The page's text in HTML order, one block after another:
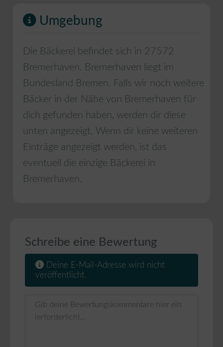
Umgebung
Die Bäckerei befindet sich in 27572
Bremerhaven . Bremerhaven liegt im
Bundesland Bremen . Falls wir noch weitere
Bäcker in der Nähe von Bremerhaven für
dich gefunden haben, werden dir diese
unten angezeigt. Wenn dir keine weiteren
Einträge angezeigt werden, ist das
eventuell die einzige Bäckerei in
Bremerhaven .
Schreibe eine Bewertung
Deine E-Mail-Adresse wird nicht
veröffentlicht.